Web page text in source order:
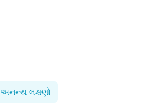
અનન્ય લક્ષણો